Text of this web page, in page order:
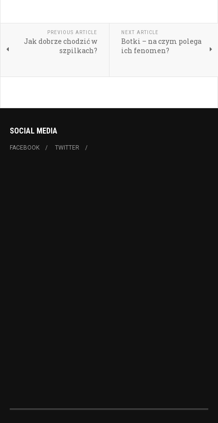
PREVIOUS ARTICLE
Jak dobrze chodzić w
szpilkach?
NEXT ARTICLE
Botki – na czym polega
ich fenomen?
SOCIAL MEDIA
FACEBOOK TWITTER